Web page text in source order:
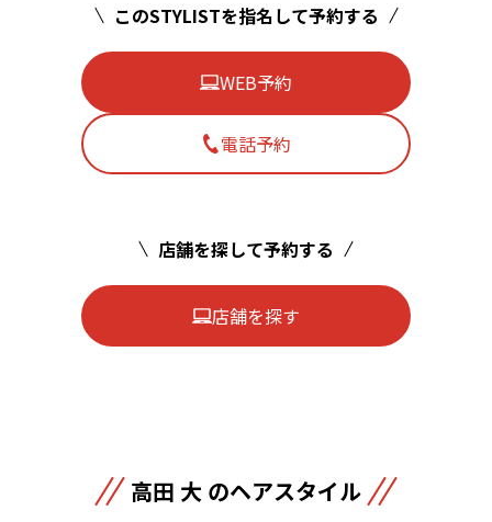
このSTYLISTを指名して予約する
WEB予約
電話予約
店舗を探して予約する
店舗を探す
高田 大 のヘアスタイル